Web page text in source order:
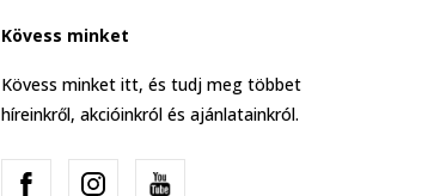
Kövess minket
Kövess minket itt, és tudj meg többet
híreinkről, akcióinkról és ajánlatainkról.